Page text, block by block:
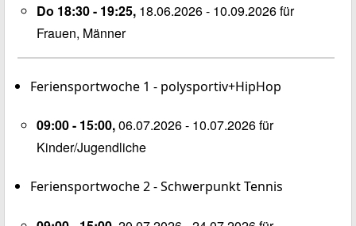
Do 18:30 - 19:25, 18.06.2026 - 10.09.2026 für
Frauen, Männer
Feriensportwoche 1 - polysportiv+HipHop
09:00 - 15:00,06.07.2026 - 10.07.2026 für
Kinder/Jugendliche
Feriensportwoche 2 - Schwerpunkt Tennis